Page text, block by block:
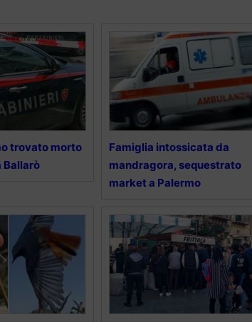
trovato morto
Ballarò
Famiglia intossicata da
mandragora, sequestrato
market a Palermo